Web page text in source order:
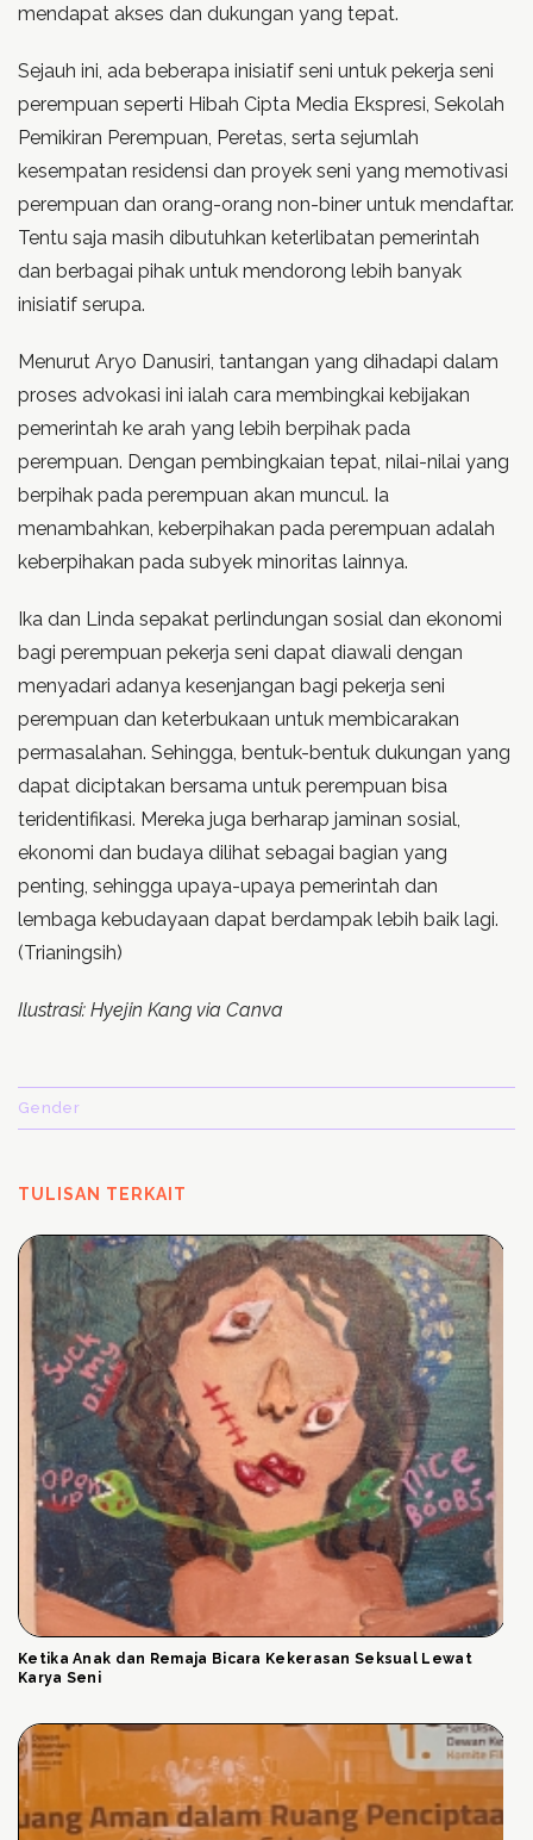
mendapat akses dan dukungan yang tepat.
Sejauh ini, ada beberapa inisiatif seni untuk pekerja seni
perempuan seperti Hibah Cipta Media Ekspresi, Sekolah
Pemikiran Perempuan, Peretas, serta sejumlah
kesempatan residensi dan proyek seni yang memotivasi
perempuan dan orang-orang non-biner untuk mendaftar.
Tentu saja masih dibutuhkan keterlibatan pemerintah
dan berbagai pihak untuk mendorong lebih banyak
inisiatif serupa.
Menurut Aryo Danusiri, tantangan yang dihadapi dalam
proses advokasi ini ialah cara membingkai kebijakan
pemerintah ke arah yang lebih berpihak pada
perempuan. Dengan pembingkaian tepat, nilai-nilai yang
berpihak pada perempuan akan muncul. Ia
menambahkan, keberpihakan pada perempuan adalah
keberpihakan pada subyek minoritas lainnya.
Ika dan Linda sepakat perlindungan sosial dan ekonomi
bagi perempuan pekerja seni dapat diawali dengan
menyadari adanya kesenjangan bagi pekerja seni
perempuan dan keterbukaan untuk membicarakan
permasalahan. Sehingga, bentuk-bentuk dukungan yang
dapat diciptakan bersama untuk perempuan bisa
teridentifikasi. Mereka juga berharap jaminan sosial,
ekonomi dan budaya dilihat sebagai bagian yang
penting, sehingga upaya-upaya pemerintah dan
lembaga kebudayaan dapat berdampak lebih baik lagi.
(Trianingsih)
Ilustrasi: Hyejin Kang via Canva
Gender
TULISAN TERKAIT
Ketika Anak dan Remaja Bicara Kekerasan Seksual Lewat
Karya Seni